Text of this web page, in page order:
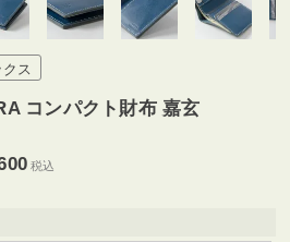
ス
コンパクト財布 嘉玄
税込